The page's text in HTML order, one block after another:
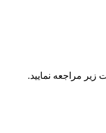
مراجعه نمایید.